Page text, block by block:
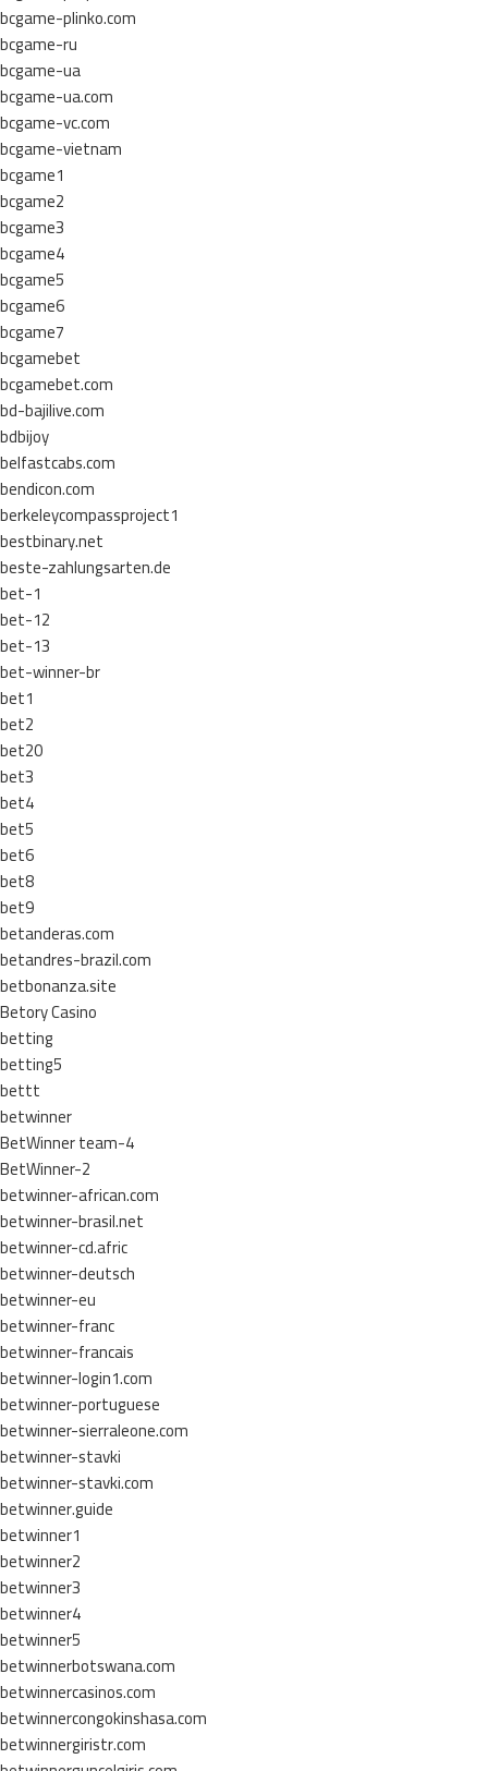
bcgame-plinko.com
bcgame-ru
bcgame-ua
bcgame-ua.com
bcgame-vc.com
bcgame-vietnam
bcgame1
bcgame2
bcgame3
bcgame4
bcgame5
bcgame6
bcgame7
bcgamebet
bcgamebet.com
bd-bajilive.com
bdbijoy
belfastcabs.com
bendicon.com
berkeleycompassproject1
bestbinary.net
beste-zahlungsarten.de
bet-1
bet-12
bet-13
bet-winner-br
bet1
bet2
bet20
bet3
bet4
bet5
bet6
bet8
bet9
betanderas.com
betandres-brazil.com
betbonanza.site
Betory Casino
betting
betting5
bettt
betwinner
BetWinner team-4
BetWinner-2
betwinner-african.com
betwinner-brasil.net
betwinner-cd.afric
betwinner-deutsch
betwinner-eu
betwinner-franc
betwinner-francais
betwinner-login1.com
betwinner-portuguese
betwinner-sierraleone.com
betwinner-stavki
betwinner-stavki.com
betwinner.guide
betwinner1
betwinner2
betwinner3
betwinner4
betwinner5
betwinnerbotswana.com
betwinnercasinos.com
betwinnercongokinshasa.com
betwinnergiristr.com